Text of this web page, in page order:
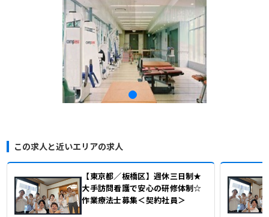
この求人と近いエリアの求人
【東京都／板橋区】週休三日制★
大手訪問看護で安心の研修体制☆
作業療法士募集＜契約社員＞